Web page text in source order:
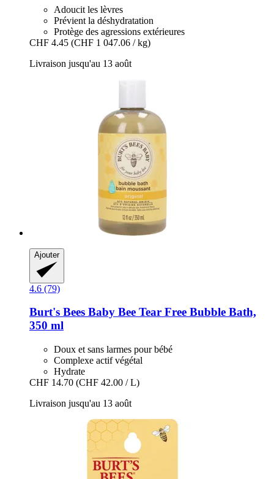
Adoucit les lèvres
Prévient la déshydratation
Protège des agressions extérieures
CHF 4.45 (CHF 1 047.06 / kg)
Livraison jusqu'au 13 août
Ajouter
4.6 (79)
Burt's Bees Baby Bee Tear Free Bubble Bath,
350 ml
Doux et sans larmes pour bébé
Complexe actif végétal
Hydrate
CHF 14.70 (CHF 42.00 / L)
Livraison jusqu'au 13 août